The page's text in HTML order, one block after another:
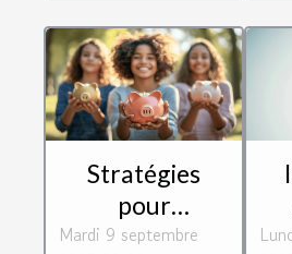
Stratégies
pour
maximiser
Mardi 9 septembre